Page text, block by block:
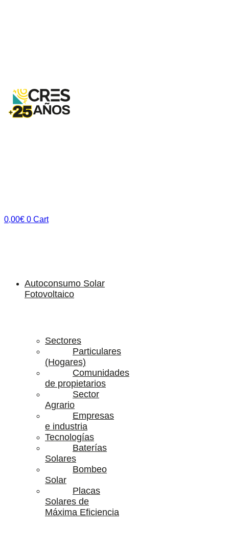
0,00€ 0 Cart
Autoconsumo Solar
Fotovoltaico
Sectores
Particulares
(Hogares)
Comunidades
de propietarios
Sector
Agrario
Empresas
e industria
Tecnologías
Baterías
Solares
Bombeo
Solar
Placas
Solares de
Máxima Eficiencia